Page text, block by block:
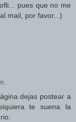
pues que no me
mail, por favor...)
dejas postear a
te suena la